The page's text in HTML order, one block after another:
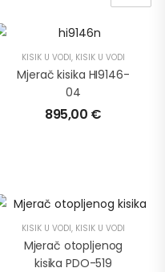
,PH METRI
KISIK U VODI, KISIK U VODI
Mjerač kisika HI9146-
04
895,00 €
KISIK U VODI, KISIK U VODI
Mjerač otopljenog
kisika PDO-519